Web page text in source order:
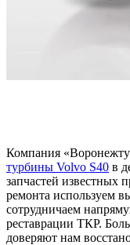
Компания
турбины Volvo S40 в
запчастей известных
ремонта используем
сотрудничаем
реставрации ТКР.
доверяют нам